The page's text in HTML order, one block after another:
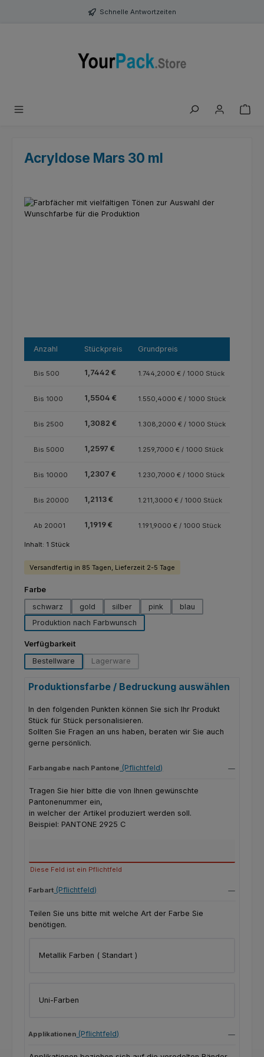
Zum Hauptinhalt springen Schnelle Antwortzeiten
Acryldose Mars 30 ml
Anzahl Stückpreis Grundpreis
Bis 500 1,7442 € 1.744,2000 € / 1000 Stück
Bis 1000 1,5504 € 1.550,4000 € / 1000 Stück
Bis 2500 1,3082 € 1.308,2000 € / 1000 Stück
Bis 5000 1,2597 € 1.259,7000 € / 1000 Stück
Bis 10000 1,2307 € 1.230,7000 € / 1000 Stück
Bis 20000 1,2113 € 1.211,3000 € / 1000 Stück
Ab 20001 1,1919 € 1.191,9000 € / 1000 Stück
Inhalt: 1 Stück
Versandfertig in 85 Tagen, Lieferzeit 2-5 Tage
Farbeauswählen
schwarz
gold silber pink
blau
Produktion nach Farbwunsch
Verfügbarkeitauswählen
Bestellware
Lagerware
(Diese Option ist zurzeit nicht verfügbar.)
Produktionsfarbe / Bedruckung auswählen
In den folgenden Punkten können Sie sich Ihr Produkt
Stück für Stück personalisieren.
Sollten Sie Fragen an uns haben, beraten wir Sie auch
gerne persönlich.
Farbangabe nach Pantone (Pflichtfeld)
Tragen Sie hier bitte die von Ihnen gewünschte
Pantonenummer ein,
in welcher der Artikel produziert werden soll.
Beispiel: PANTONE 2925 C
Diese Feld ist ein Pflichtfeld
Farbart (Pflichtfeld)
Teilen Sie uns bitte mit welche Art der Farbe Sie
benötigen.
Metallik Farben ( Standart )
Uni-Farben
Applikationen (Pflichtfeld)